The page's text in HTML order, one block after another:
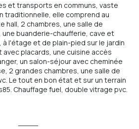
et transports en communs, vaste
traditionnelle, elle comprend au
hall, 2 chambres, une salle de
une buanderie-chaufferie, cave et
à l'étage et de plain-pied sur le jardin
placards, une cuisine accès
un salon-séjour avec cheminée
2 grandes chambres, une salle de
Le tout en bon état et sur un terrain
Chauffage fuel, double vitrage pvc.